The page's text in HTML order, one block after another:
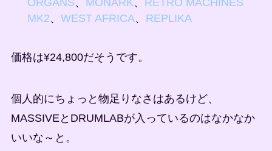
MK2、 WEST AFRICA、 REPLIKA
価格は¥24,800だそうです。
個人的にちょっと物足りなさはあるけど、
MASSIVEとDRUMLABが入っているのはなかなか
いいな～と。